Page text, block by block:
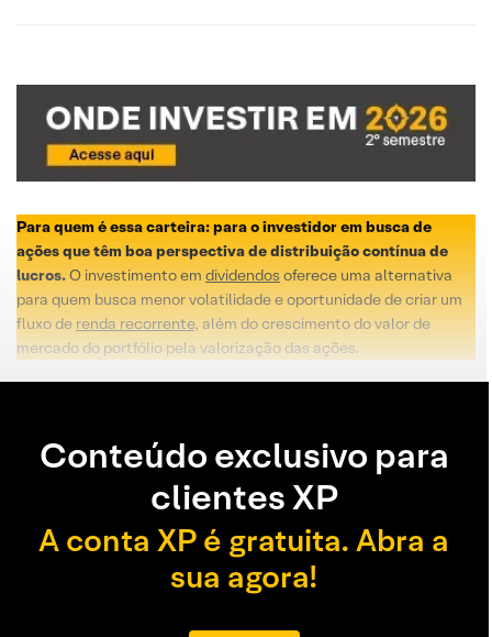
Para quem é essa carteira: para o investidor em busca de
ações que têm boa perspectiva de distribuição contínua de
lucros.O investimento em dividendos oferece uma alternativa
para quem busca menor volatilidade e oportunidade de criar um
fluxo de renda recorrente, além do crescimento do valor de
mercado do portfólio pela valorização das ações.
Conteúdo exclusivo para
clientes XP
A conta XP é gratuita. Abra a
sua agora!